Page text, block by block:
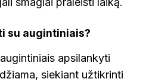
su augintiniais?
apsilankyti
siekiant užtikrinti